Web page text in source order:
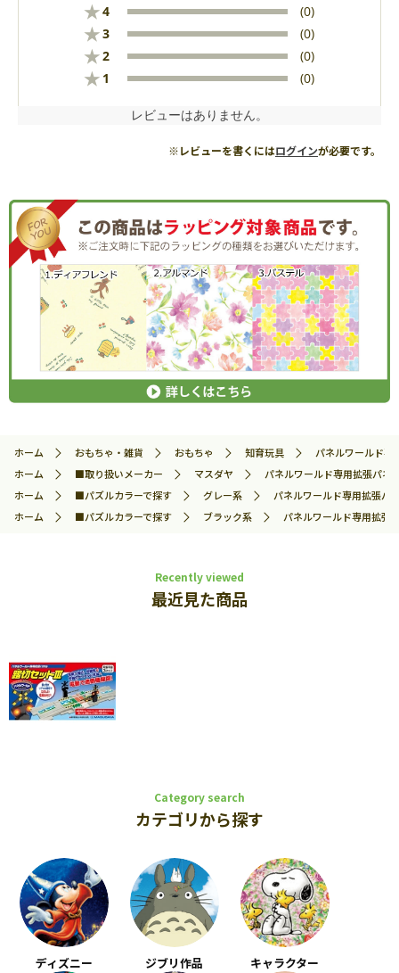
★4 (0)
★3 (0)
★2 (0)
★ 1 (0)
レビューはありません。
※レビューを書くにはログインが必要です。
ホーム おもちゃ・雑貨 おもちゃ 知育玩具
パネルワールド
ホーム
■取り扱いメーカー マスダヤ
パネルワールド専用拡張パ
ホーム
■パズルカラーで探す グレー系
パネルワールド専用拡張
ホーム
■パズルカラーで探す ブラック系 パネルワールド専用拡
Recently viewed
最近見た商品
Category search
カテゴリから探す
ディズニー ジブリ作品 キャラクター